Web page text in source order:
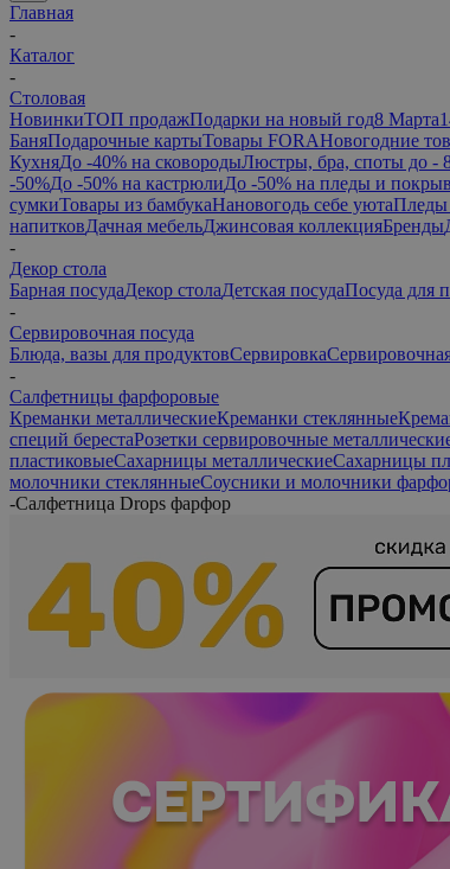
Главная
-
Каталог
-
Столовая
НовинкиТОП продажПодарки на новый год8 Марта
БаняПодарочные картыТовары FORAНовогодние
КухняДо -40% на сковородыЛюстры, бра, споты до -
-50%До -50% на кастрюлиДо -50% на пледы и
сумкиТовары из бамбукаНановогодь себе уютаПледы
напитковДачная мебельДжинсовая коллекцияБренды
-
Декор стола
Барная посудаДекор столаДетская посудаПосуда для
-
Сервировочная посуда
Блюда, вазы для продуктовСервировка
-
Салфетницы фарфоровые
Креманки металлическиеКреманки стеклянные
специй берестаРозетки сервировочные
пластиковыеСахарницы металлическиеСахарницы
молочники стеклянныеСоусники и молочники
-Салфетница Drops фарфор